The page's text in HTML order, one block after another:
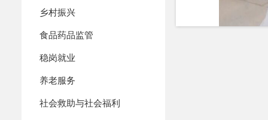
乡村振兴
食品药品监管
稳岗就业
养老服务
社会救助与社会福利